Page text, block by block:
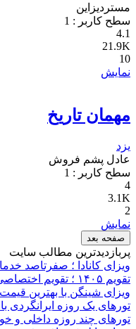
مستردیزاین
سطح کاربر : 1
4.1
21.9K
10
نمایش
مهمان تاریخ
یزد
عادل پشم فروش
سطح کاربر : 1
4
3.1K
2
نمایش
صفحه بعد
پربازدیدترین مطالب سایت
ویزای کانادا ؛ صفرتاصد
تقویم ۱۴۰۵ ؛ تقویم اختصاصی لست‌سکند با کیفیت بالا
ویزای شینگن با بهترین قیمت
تورهای یک روزه ایرانگردی
تورهای چند روزه داخلی و